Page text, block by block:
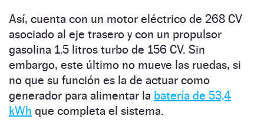
Así, cuenta con un motor eléctrico de 268 CV
asociado al eje trasero y con un propulsor
gasolina 1.5 litros turbo de 156 CV. Sin
embargo, este último no mueve las ruedas, si
no que su función es la de actuar como
generador para alimentar la batería de 53,4
kWh que completa el sistema.